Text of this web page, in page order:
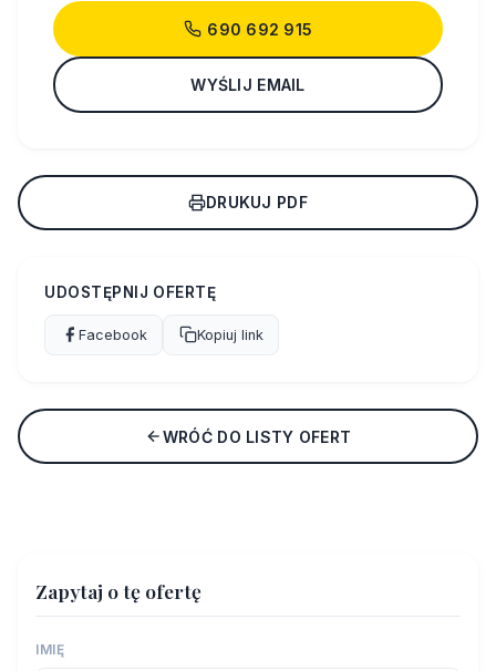
690 692 915
WYŚLIJ EMAIL
DRUKUJ PDF
UDOSTĘPNIJ OFERTĘ
Facebook Kopiuj link
WRÓĆ DO LISTY OFERT
Zapytaj o tę ofertę
IMIĘ